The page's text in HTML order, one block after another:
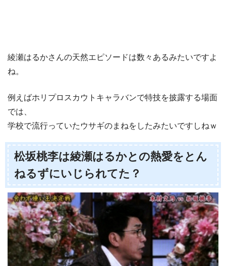
綾瀬はるかさんの天然エピソードは数々あるみたいですよ
ね。
例えばホリプロスカウトキャラバンで特技を披露する場面
では、
学校で流行っていたウサギのまねをしたみたいですしねｗ
松坂桃李は綾瀬はるかとの熱愛をとん
ねるずにいじられてた？